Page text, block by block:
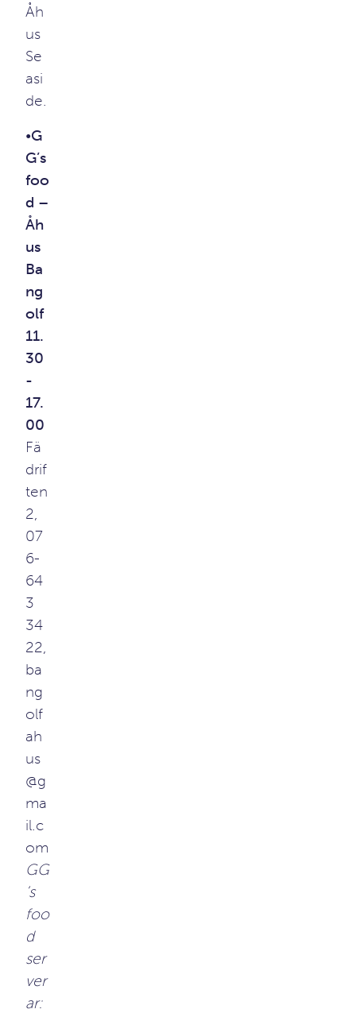
Åh
us
Se
asi
de.
•G
G’s
foo
d –
Åh
us
Ba
ng
olf
11.
30
-
17.
00
Fä
drif
ten
2,
07
6-
64
3
34
22,
ba
ng
olf
ah
us
@g
ma
il.c
om
GG
’s
foo
d
ser
ver
ar: